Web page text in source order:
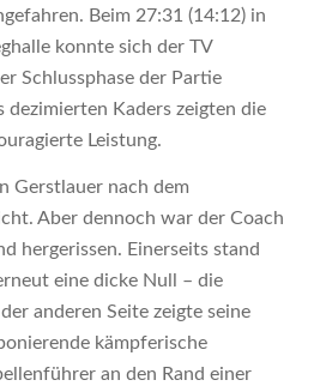
Beim 27:31 (14:12) in
konnte sich der TV
Schlussphase der Partie
dezimierten Kaders zeigten die
Leistung.
Gerstlauer nach dem
Aber dennoch war der Coach
hergerissen. Einerseits stand
eine dicke Null – die
anderen Seite zeigte seine
kämpferische
an den Rand einer